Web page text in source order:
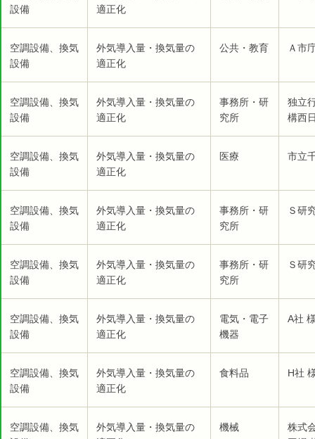
設備
適正化
空調設備、換気
設備
外気導入量・換気量の
適正化
公共・教育 Ａ市
空調設備、換気
設備
外気導入量・換気量の
適正化
事務所・研
究所
独立
構西
空調設備、換気
設備
外気導入量・換気量の
適正化
医療 市立
空調設備、換気
設備
外気導入量・換気量の
適正化
事務所・研
究所
Ｓ研
空調設備、換気
設備
外気導入量・換気量の
適正化
事務所・研
究所
Ｓ研
空調設備、換気
設備
外気導入量・換気量の
適正化
電気・電子
機器
A社
空調設備、換気
設備
外気導入量・換気量の
適正化
食料品 H社
空調設備、換気
外気導入量・換気量の
機械
株式